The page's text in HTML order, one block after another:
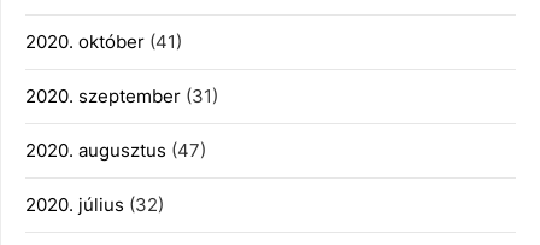
2020. október (41)
2020. szeptember (31)
2020. augusztus (47)
2020. július (32)